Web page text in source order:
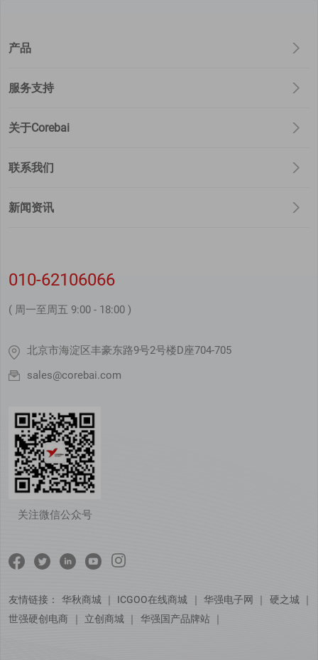
产品
服务支持
关于Corebai
联系我们
新闻资讯
010-62106066
( 周一至周五 9:00 - 18:00 )
北京市海淀区丰豪东路9号2号楼D座704-705
sales@corebai.com
关注微信公众号
友情链接： 华秋商城 ｜ ICGOO在线商城 华强电子网 硬之城
世强硬创电商
立创商城 ｜ 华强国产品牌站